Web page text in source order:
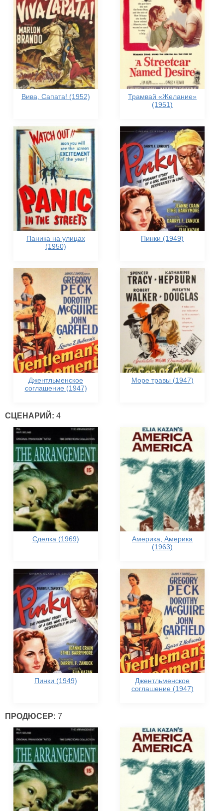
Вива, Сапата! (1952)
Трамвай «Желание»
(1951)
Паника на улицах
(1950)
Пинки (1949)
Джентльменское
соглашение (1947)
Море травы (1947)
СЦЕНАРИЙ: 4
Сделка (1969)
Америка, Америка
(1963)
Пинки (1949)
Джентльменское
соглашение (1947)
ПРОДЮСЕР: 7